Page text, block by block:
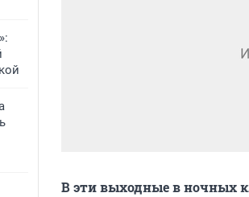
В эти выходные в ночных